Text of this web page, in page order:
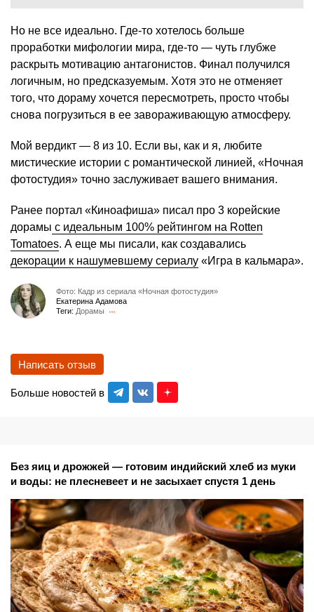
Но не все идеально. Где-то хотелось больше
проработки мифологии мира, где-то — чуть глубже
раскрыть мотивацию антагонистов. Финал получился
логичным, но предсказуемым. Хотя это не отменяет
того, что дораму хочется пересмотреть, просто чтобы
снова погрузиться в ее завораживающую атмосферу.
Мой вердикт — 8 из 10. Если вы, как и я, любите
мистические истории с романтической линией, «Ночная
фотостудия» точно заслуживает вашего внимания.
Ранее портал «Киноафиша» писал про 3 корейские
дорамы с идеальным 100% рейтингом на Rotten
Tomatoes. А еще мы писали, как создавались
декорации к нашумевшему сериалу «Игра в кальмара».
Фото: Кадр из сериала «Ночная фотостудия»
Екатерина Адамова
Теги: Дорамы
Больше новостей в
Написать отзыв
Без яиц и дрожжей — готовим индийский хлеб из муки
и воды: не плесневеет и не засыхает спустя 1 день